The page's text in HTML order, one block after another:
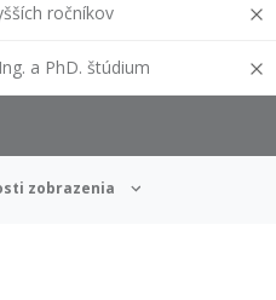
ročníkov
a PhD. štúdium
zobrazenia